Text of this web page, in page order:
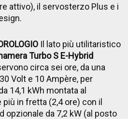
attivo), il servosterzo Plus e i
Il lato più utilitaristico
Turbo S E-Hybrid
circa sei ore, da una
Volt e 10 Ampère, per
14,1 kWh montata al
in fretta (2,4 ore) con il
opzionale da 7,2 kW (al posto